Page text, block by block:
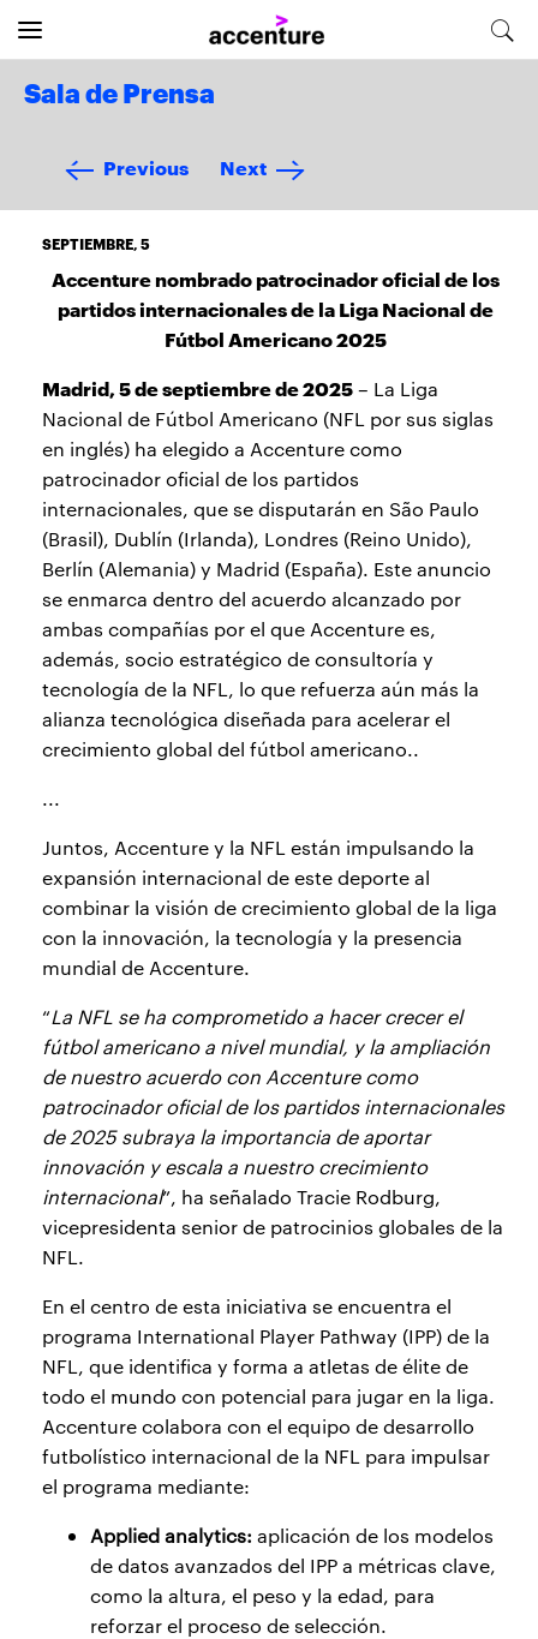
Sala de Prensa
Previous Next
SEPTIEMBRE, 5
Accenture nombrado patrocinador oficial de los
partidos internacionales de la Liga Nacional de
Fútbol Americano 2025
Madrid, 5 de septiembre de 2025– La Liga
Nacional de Fútbol Americano (NFL por sus siglas
en inglés) ha elegido a Accenture como
patrocinador oficial de los partidos
internacionales, que se disputarán en São Paulo
(Brasil), Dublín (Irlanda), Londres (Reino Unido),
Berlín (Alemania) y Madrid (España). Este anuncio
se enmarca dentro del acuerdo alcanzado por
ambas compañías por el que Accenture es,
además, socio estratégico de consultoría y
tecnología de la NFL, lo que refuerza aún más la
alianza tecnológica diseñada para acelerar el
crecimiento global del fútbol americano..
...
Juntos, Accenture y la NFL están impulsando la
expansión internacional de este deporte al
combinar la visión de crecimiento global de la liga
con la innovación, la tecnología y la presencia
mundial de Accenture.
“La NFL se ha comprometido a hacer crecer el
fútbol americano a nivel mundial, y la ampliación
de nuestro acuerdo con Accenture como
patrocinador oficial de los partidos internacionales
de 2025 subraya la importancia de aportar
innovación y escala a nuestro crecimiento
internacional”, ha señalado Tracie Rodburg,
vicepresidenta senior de patrocinios globales de la
NFL.
En el centro de esta iniciativa se encuentra el
programa International Player Pathway (IPP) de la
NFL, que identifica y forma a atletas de élite de
todo el mundo con potencial para jugar en la liga.
Accenture colabora con el equipo de desarrollo
futbolístico internacional de la NFL para impulsar
el programa mediante:
Applied analytics: aplicación de los modelos
de datos avanzados del IPP a métricas clave,
como la altura, el peso y la edad, para
reforzar el proceso de selección.